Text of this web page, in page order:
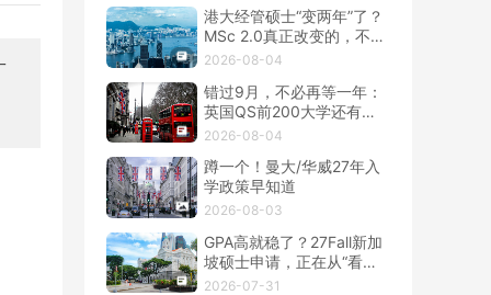
港大经管硕士“变两年”了？
MSc 2.0真正改变的，不只
是学制
2026-08-04
错过9月，不必再等一年：
英国QS前200大学还有春
季硕士！
2026-08-04
蹲一个！曼大/华威27年入
学政策早知道
2026-08-03
GPA高就稳了？27Fall新加
坡硕士申请，正在从“看
分”转向“看整套证据”
2026-07-31